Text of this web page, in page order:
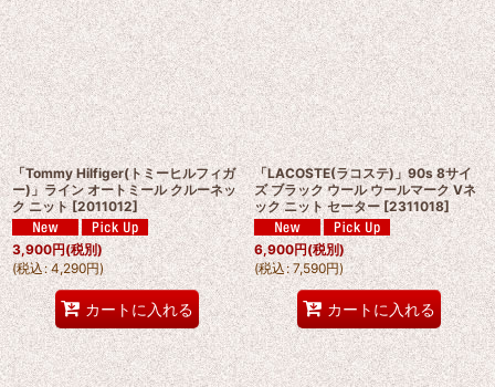
「Tommy Hilfiger(トミーヒルフィガ
ー)」ライン オートミール クルーネッ
ク ニット [2011012]
3,900円(税別)
(税込: 4,290円)
カートに入れる
「LACOSTE(ラコステ)」90s 8サイ
ズ ブラック ウール ウールマーク Vネ
ック ニット セーター [2311018]
6,900円(税別)
(税込: 7,590円)
カートに入れる